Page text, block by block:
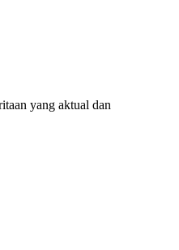
yang aktual dan